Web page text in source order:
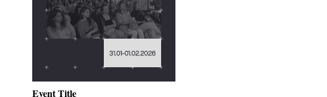
Event Title